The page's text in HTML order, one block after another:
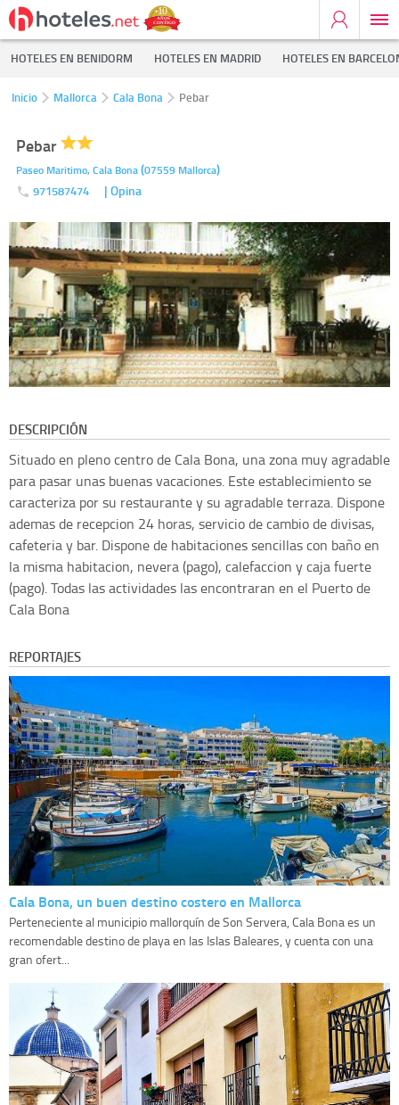
HOTELES EN BENIDORM HOTELES EN MADRID HOTELES EN
Inicio Mallorca Cala Bona Pebar
Pebar
Paseo Maritimo,Cala Bona(07559 Mallorca)
971587474 | Opina
DESCRIPCIÓN
Situado en pleno centro de Cala Bona, una zona muy agradable
para pasar unas buenas vacaciones. Este establecimiento se
caracteriza por su restaurante y su agradable terraza. Dispone
ademas de recepcion 24 horas, servicio de cambio de divisas,
cafeteria y bar. Dispone de habitaciones sencillas con baño en
la misma habitacion, nevera (pago), calefaccion y caja fuerte
(pago). Todas las actividades las encontraran en el Puerto de
Cala Bona
REPORTAJES
Cala Bona, un buen destino costero en Mallorca
Perteneciente al municipio mallorquín de Son Servera, Cala Bona es un
recomendable destino de playa en las Islas Baleares, y cuenta con una
gran ofert...